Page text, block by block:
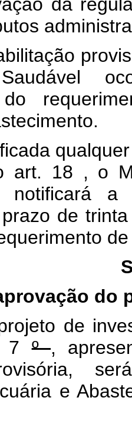
do
art. 18 , o
notificará
de
do
de
7º,
e